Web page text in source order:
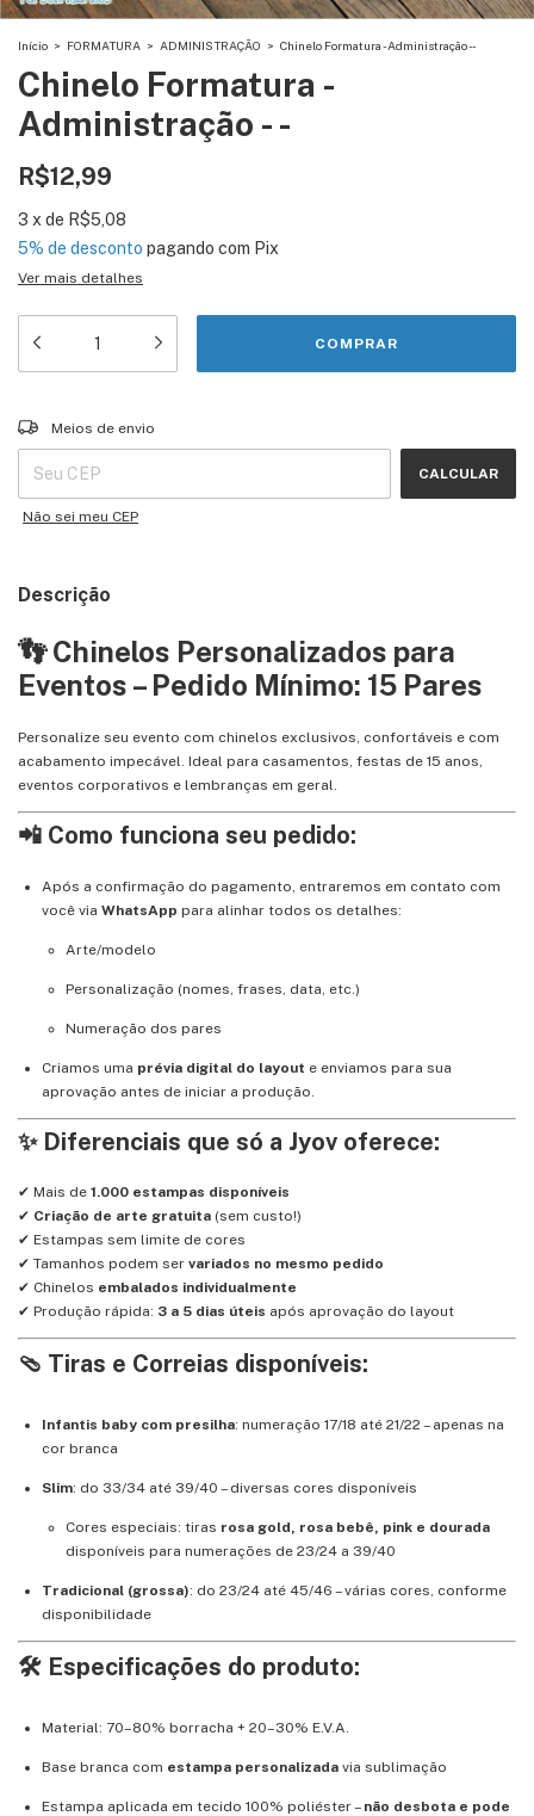
Início > FORMATURA > ADMINISTRAÇÃO > Chinelo Formatura - Administração - -
Chinelo Formatura -
Administração - -
R$12,99
3 x de R$5,08
5% de desconto pagando com Pix
Ver mais detalhes
Entregas para o CEP:
Meios de envio
CALCULAR
Não sei meu CEP
Descrição
👣 Chinelos Personalizados para
Eventos – Pedido Mínimo: 15 Pares
Personalize seu evento com chinelos exclusivos, confortáveis e com
acabamento impecável. Ideal para casamentos, festas de 15 anos,
eventos corporativos e lembranças em geral.
📲 Como funciona seu pedido:
Após a confirmação do pagamento, entraremos em contato com
você via WhatsApp para alinhar todos os detalhes:
Arte/modelo
Personalização (nomes, frases, data, etc.)
Numeração dos pares
Criamos uma prévia digital do layout e enviamos para sua
aprovação antes de iniciar a produção.
✨ Diferenciais que só a Jyov oferece:
✔ Mais de 1.000 estampas disponíveis
✔ Criação de arte gratuita (sem custo!)
✔ Estampas sem limite de cores
✔ Tamanhos podem ser variados no mesmo pedido
✔ Chinelos embalados individualmente
✔ Produção rápida: 3 a 5 dias úteis após aprovação do layout
🩴 Tiras e Correias disponíveis:
Infantis baby com presilha: numeração 17/18 até 21/22 – apenas na
cor branca
Slim: do 33/34 até 39/40 – diversas cores disponíveis
Cores especiais: tiras rosa gold, rosa bebê, pink e dourada
disponíveis para numerações de 23/24 a 39/40
Tradicional (grossa): do 23/24 até 45/46 – várias cores, conforme
disponibilidade
🛠️ Especificações do produto:
Material: 70–80% borracha + 20–30% E.V.A.
Base branca com estampa personalizada via sublimação
Estampa aplicada em tecido 100% poliéster – não desbota e pode